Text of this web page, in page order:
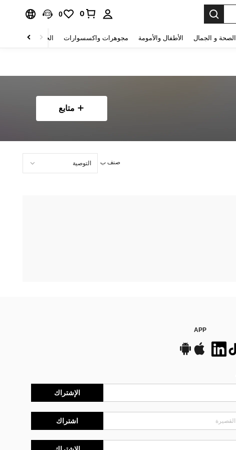
0
0
الصحة و الجمال الأطفال والأمومة مجوهرات واكسسوارات الحقائب والأمتعة
متابع
صنف ب
APP
الإشتراك
اشتراك